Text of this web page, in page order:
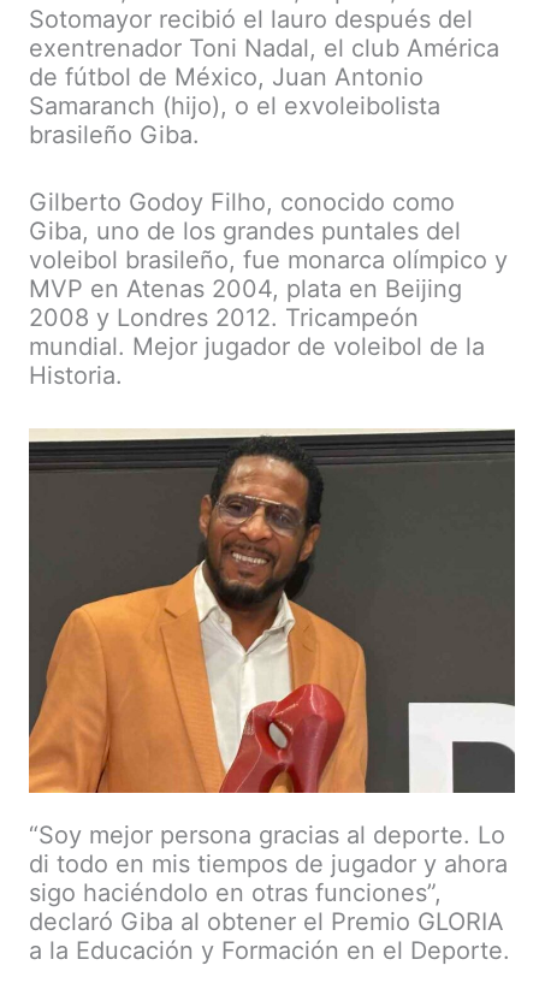
Sotomayor recibió el lauro después del
exentrenador Toni Nadal, el club América
de fútbol de México, Juan Antonio
Samaranch (hijo), o el exvoleibolista
brasileño Giba.
Gilberto Godoy Filho, conocido como
Giba, uno de los grandes puntales del
voleibol brasileño, fue monarca olímpico y
MVP en Atenas 2004, plata en Beijing
2008 y Londres 2012. Tricampeón
mundial. Mejor jugador de voleibol de la
Historia.
“Soy mejor persona gracias al deporte. Lo
di todo en mis tiempos de jugador y ahora
sigo haciéndolo en otras funciones”,
declaró Giba al obtener el Premio GLORIA
a la Educación y Formación en el Deporte.